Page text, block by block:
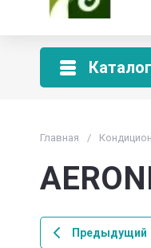
Главная /
Предыдущий